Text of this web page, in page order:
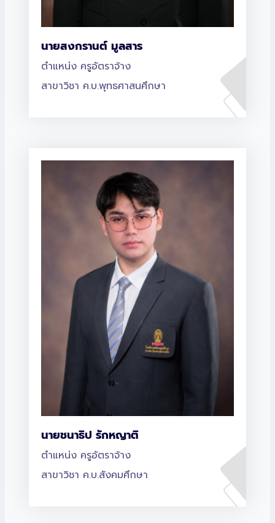
นายสงกรานต์ มูลสาร
ตำแหน่ง ครูอัตราจ้าง
สาขาวิชา ค.บ.พุทธศาสนศึกษา
นายชนาธิป รักหญาติ
ตำแหน่ง ครูอัตราจ้าง
สาขาวิชา ค.บ.สังคมศึกษา